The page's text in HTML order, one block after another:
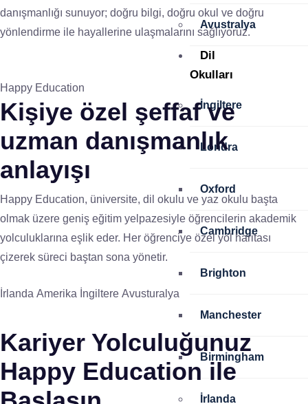
Avustralya
Dil
Okulları
İngiltere
Londra
Oxford
Cambridge
Brighton
Manchester
Birmingham
İrlanda
danışmanlığı sunuyor; doğru bilgi, doğru okul ve doğru
yönlendirme ile hayallerine ulaşmalarını sağlıyoruz.
Happy Education
Kişiye özel şeffaf ve
uzman danışmanlık
anlayışı
Happy Education, üniversite, dil okulu ve yaz okulu başta
olmak üzere geniş eğitim yelpazesiyle öğrencilerin akademik
yolculuklarına eşlik eder. Her öğrenciye özel yol haritası
çizerek süreci baştan sona yönetir.
İrlanda Amerika İngiltere Avusturalya
Kariyer Yolculuğunuz
Happy Education ile